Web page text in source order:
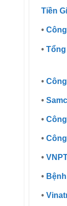
Tiền
•
•
•
•
•
•
•
•
•